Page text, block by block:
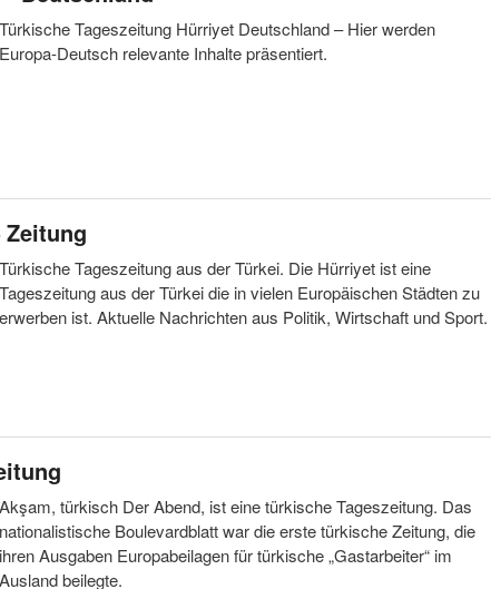
Türkische Tageszeitung Hürriyet Deutschland – Hier werden
Europa-Deutsch relevante Inhalte präsentiert.
Türkische Tageszeitung aus der Türkei. Die Hürriyet ist eine
Tageszeitung aus der Türkei die in vielen Europäischen Städten zu
erwerben ist. Aktuelle Nachrichten aus Politik, Wirtschaft und Sport.
Akşam, türkisch Der Abend, ist eine türkische Tageszeitung. Das
nationalistische Boulevardblatt war die erste türkische Zeitung, die
ihren Ausgaben Europabeilagen für türkische „Gastarbeiter“ im
Ausland beilegte.